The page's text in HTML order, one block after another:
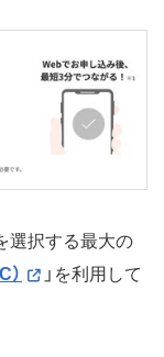
選択する最大の
」を利用して